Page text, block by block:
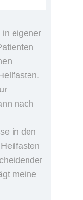
in eigener
nach
in den
meine